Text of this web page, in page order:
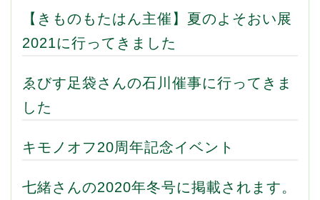
【きものもたはん主催】夏のよそおい展
2021に行ってきました
ゑびす足袋さんの石川催事に行ってきま
した
キモノオフ20周年記念イベント
七緒さんの2020年冬号に掲載されます。